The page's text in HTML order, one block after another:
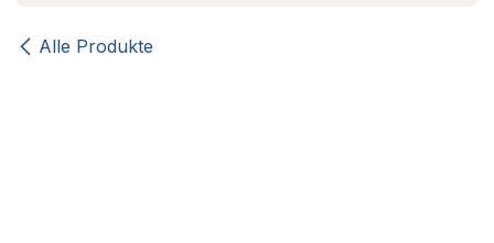
Alle Produkte